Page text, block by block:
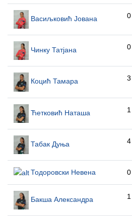
Васиљковић Јована 0
Чинку Татјана 0
Коцић Тамара 3
Ћетковић Наташа 1
Табак Дуња 4
Тодоровски Невена 0
Бакша Александра 1